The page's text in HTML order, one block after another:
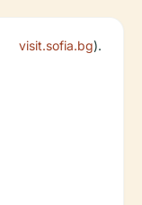
visit.sofia.bg).